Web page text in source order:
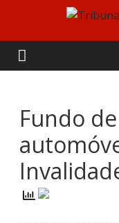
content
da
de
Coimbra
Fundo